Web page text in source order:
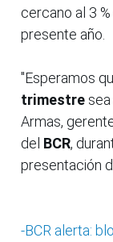
cercano al 3
presente año.
"Esperamos
trimestre
Armas,
del BCR,
presentación
-BCR alerta: